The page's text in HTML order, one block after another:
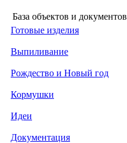
База объектов и документов
Готовые изделия
Выпиливание
Рождество и Новый год
Кормушки
Идеи
Документация